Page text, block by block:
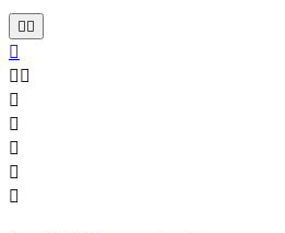


 




